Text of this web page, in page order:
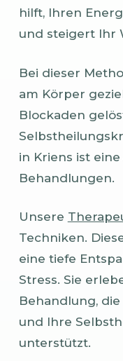
hilft, Ihren
und steigert Ihr
Bei dieser
am Körper
Blockaden
in Kriens ist
Behandlungen.
Unsere
Techniken.
eine tiefe
Stress. Sie
Behandlung,
und Ihre
unterstützt.